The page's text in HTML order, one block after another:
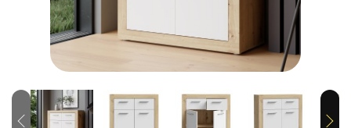
Previous Next